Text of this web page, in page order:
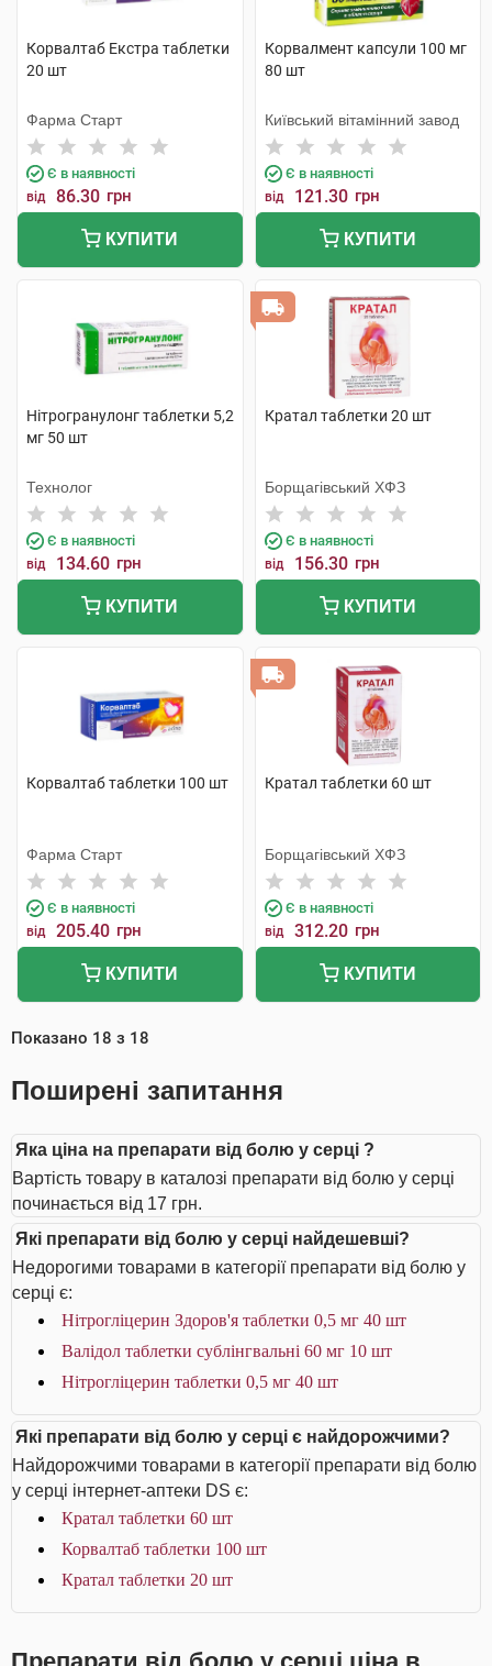
Корвалтаб Екстра таблетки
20 шт
Фарма Старт
Є в наявності
від 86.30 грн
КУПИТИ
Корвалмент капсули 100 мг
80 шт
Київський вітамінний завод
Є в наявності
від 121.30 грн
КУПИТИ
Нітрогранулонг таблетки 5,2
мг 50 шт
Технолог
Є в наявності
від 134.60 грн
КУПИТИ
Кратал таблетки 20 шт
Борщагівський ХФЗ
Є в наявності
від 156.30 грн
КУПИТИ
Корвалтаб таблетки 100 шт
Фарма Старт
Є в наявності
від 205.40 грн
КУПИТИ
Кратал таблетки 60 шт
Борщагівський ХФЗ
Є в наявності
від 312.20 грн
КУПИТИ
Показано 18 з 18
Поширені запитання
Яка ціна на препарати від болю у серці ?
Вартість товару в каталозі препарати від болю у серці
починається від 17 грн.
Які препарати від болю у серці найдешевші?
Недорогими товарами в категорії препарати від болю у
серці є:
Нітрогліцерин Здоров'я таблетки 0,5 мг 40 шт
Валідол таблетки сублінгвальні 60 мг 10 шт
Нітрогліцерин таблетки 0,5 мг 40 шт
Які препарати від болю у серці є найдорожчими?
Найдорожчими товарами в категорії препарати від болю
у серці інтернет-аптеки DS є:
Кратал таблетки 60 шт
Корвалтаб таблетки 100 шт
Кратал таблетки 20 шт